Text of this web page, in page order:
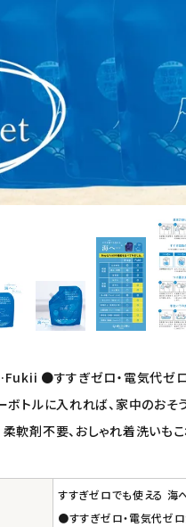
●すすぎゼロ・電気代ゼ
ボトルに入れれば、家中のお
軟剤不要、おしゃれ着洗いも
すすぎゼロでも使える
●すすぎゼロ・電気代ゼ